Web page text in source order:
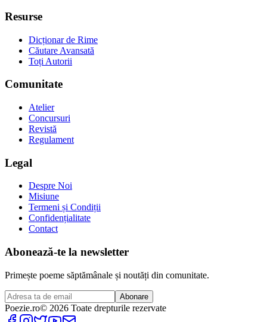
Resurse
Dicționar de Rime
Căutare Avansată
Toți Autorii
Comunitate
Atelier
Concursuri
Revistă
Regulament
Legal
Despre Noi
Misiune
Termeni și Condiții
Confidențialitate
Contact
Abonează-te la newsletter
Primește poeme săptămânale și noutăți din comunitate.
Abonare
Poezie.ro© 2026 Toate drepturile rezervate